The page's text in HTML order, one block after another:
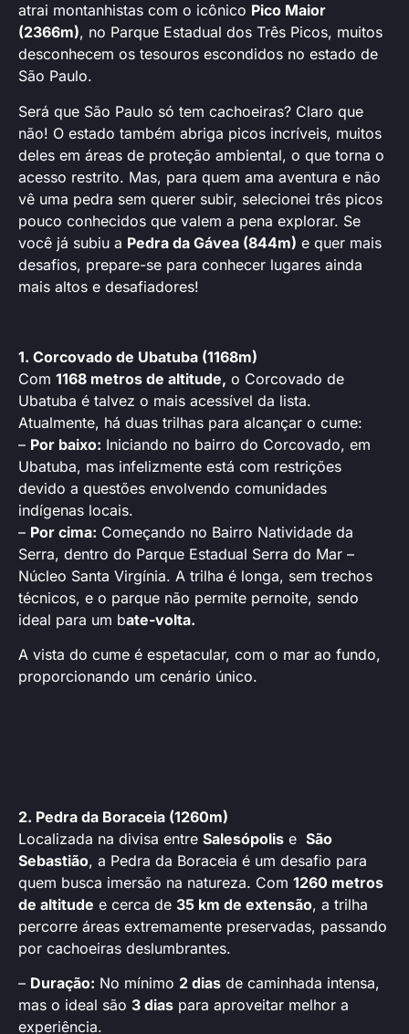
atrai montanhistas com o icônico Pico Maior
(2366m), no Parque Estadual dos Três Picos, muitos
desconhecem os tesouros escondidos no estado de
São Paulo.
Será que São Paulo só tem cachoeiras? Claro que
não! O estado também abriga picos incríveis, muitos
deles em áreas de proteção ambiental, o que torna o
acesso restrito. Mas, para quem ama aventura e não
vê uma pedra sem querer subir, selecionei três picos
pouco conhecidos que valem a pena explorar. Se
você já subiu a Pedra da Gávea (844m) e quer mais
desafios, prepare-se para conhecer lugares ainda
mais altos e desafiadores!
1. Corcovado de Ubatuba (1168m)
Com 1168 metros de altitude, o Corcovado de
Ubatuba é talvez o mais acessível da lista.
Atualmente, há duas trilhas para alcançar o cume:
– Por baixo: Iniciando no bairro do Corcovado, em
Ubatuba, mas infelizmente está com restrições
devido a questões envolvendo comunidades
indígenas locais.
– Por cima: Começando no Bairro Natividade da
Serra, dentro do Parque Estadual Serra do Mar –
Núcleo Santa Virgínia. A trilha é longa, sem trechos
técnicos, e o parque não permite pernoite, sendo
ideal para um bate-volta.
A vista do cume é espetacular, com o mar ao fundo,
proporcionando um cenário único.
2. Pedra da Boraceia (1260m)
Localizada na divisa entre Salesópolis e São
Sebastião, a Pedra da Boraceia é um desafio para
quem busca imersão na natureza. Com 1260 metros
de altitude e cerca de 35 km de extensão, a trilha
percorre áreas extremamente preservadas, passando
por cachoeiras deslumbrantes.
– Duração: No mínimo 2 dias de caminhada intensa,
mas o ideal são 3 dias para aproveitar melhor a
experiência.